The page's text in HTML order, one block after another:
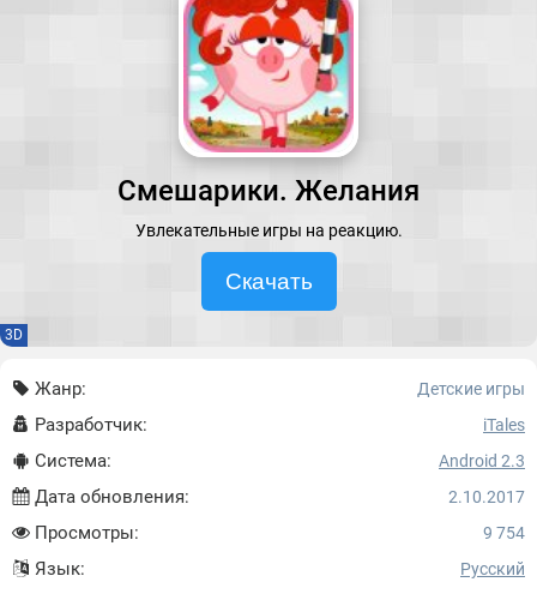
Смешарики. Желания
Увлекательные игры на реакцию.
Скачать
3D
Жанр: Детские игры
Разработчик: iTales
Система: Android 2.3
Дата обновления: 2.10.2017
Просмотры: 9 754
Язык: Русский